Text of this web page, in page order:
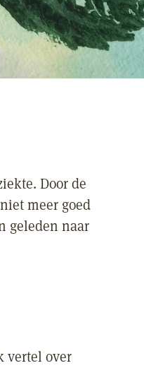
Door de
meer goed
geleden naar
vertel over